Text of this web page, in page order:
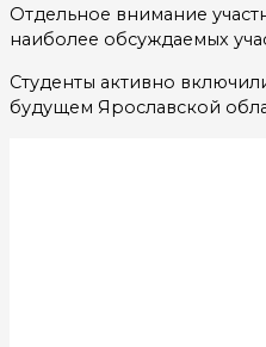
Отдельное внимание
наиболее обсуждаемых
Студенты активно
будущем Ярославской